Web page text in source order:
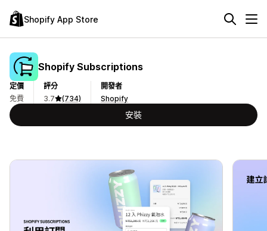
Shopify App Store
Shopify Subscriptions
定價
免費
評分
3.7
(734)
開發者
Shopify
安裝